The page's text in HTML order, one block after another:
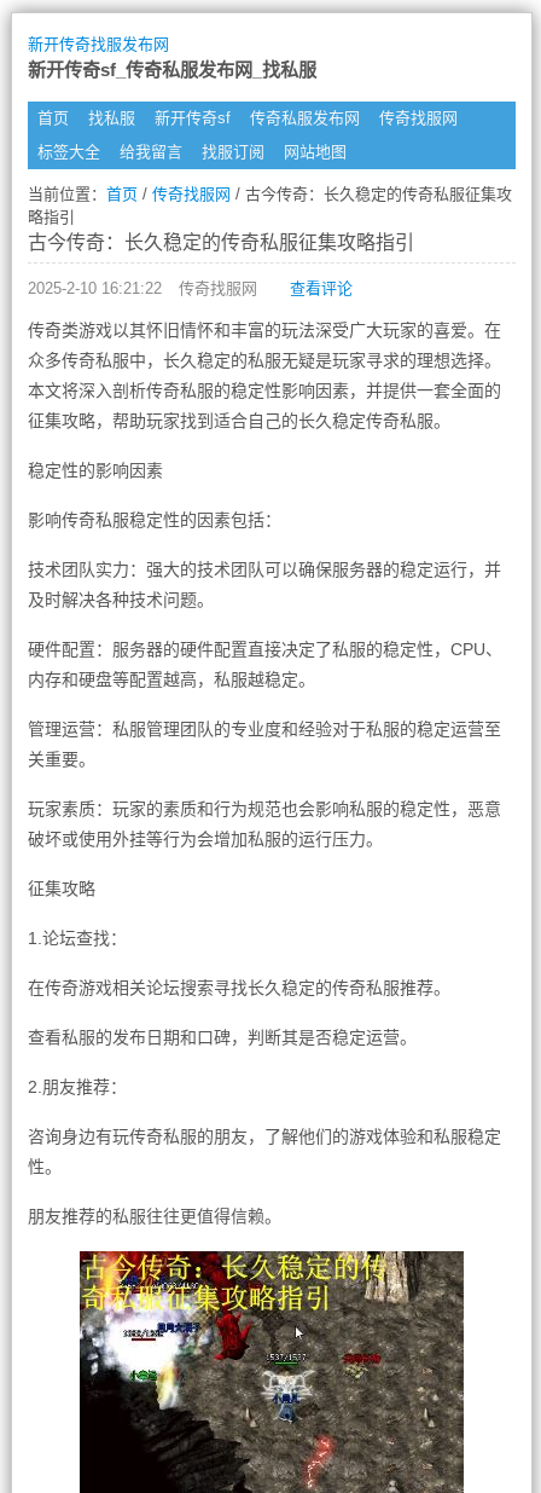
新开传奇找服发布网
新开传奇sf_传奇私服发布网_找私服
首页 找私服 新开传奇sf 传奇私服发布网
传奇找服网
标签大全
给我留言 找服订阅 网站地图
当前位置： 首页/ 传奇找服网 / 古今传奇：长久稳定的传奇私服征集攻
略指引
古今传奇：长久稳定的传奇私服征集攻略指引
2025-2-10 16:21:22 传奇找服网 查看评论
传奇类游戏以其怀旧情怀和丰富的玩法深受广大玩家的喜爱。在
众多传奇私服中，长久稳定的私服无疑是玩家寻求的理想选择。
本文将深入剖析传奇私服的稳定性影响因素，并提供一套全面的
征集攻略，帮助玩家找到适合自己的长久稳定传奇私服。
稳定性的影响因素
影响传奇私服稳定性的因素包括：
技术团队实力：强大的技术团队可以确保服务器的稳定运行，并
及时解决各种技术问题。
硬件配置：服务器的硬件配置直接决定了私服的稳定性，CPU、
内存和硬盘等配置越高，私服越稳定。
管理运营：私服管理团队的专业度和经验对于私服的稳定运营至
关重要。
玩家素质：玩家的素质和行为规范也会影响私服的稳定性，恶意
破坏或使用外挂等行为会增加私服的运行压力。
征集攻略
1.论坛查找：
在传奇游戏相关论坛搜索寻找长久稳定的传奇私服推荐。
查看私服的发布日期和口碑，判断其是否稳定运营。
2.朋友推荐：
咨询身边有玩传奇私服的朋友，了解他们的游戏体验和私服稳定
性。
朋友推荐的私服往往更值得信赖。